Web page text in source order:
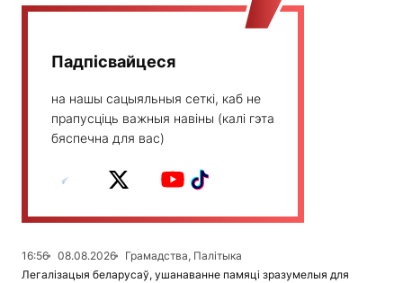
Падпісвайцеся
на нашы сацыяльныя сеткі, каб не
прапусціць важныя навіны (калі гэта
бяспечна для вас)
16:56 08.08.2026
Грамадства, Палітыка
Легалізацыя беларусаў, ушанаванне памяці зразумелыя для